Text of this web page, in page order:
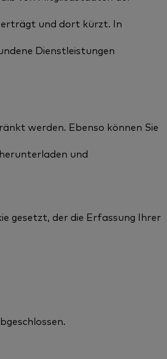
und dort kürzt. In
Dienstleistungen
werden. Ebenso können Sie
und
gesetzt, der die Erfassung Ihrer